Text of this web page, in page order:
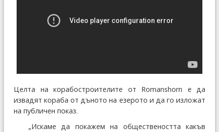
Целта на корабостроителите от Romanshorn е да
извадят кораба от дъното на езерото и да го изложат
на публичен показ.
„Искаме да покажем на обществеността какъв